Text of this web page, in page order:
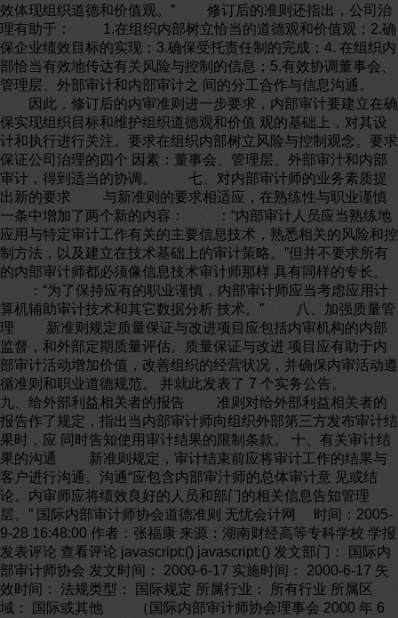
效体现组织道德和价值观。” 修订后的准则还指出，公司治
理有助于： 1.在组织内部树立恰当的道德观和价值观；2.确
保企业绩效目标的实现；3.确保受托责任制的完成；4. 在组织内
部恰当有效地传达有关风险与控制的信息；5.有效协调董事会、
管理层、外部审计和内部审计之 间的分工合作与信息沟通。
因此，修订后的内审准则进一步要求，内部审计要建立在确
保实现组织目标和维护组织道德观和价值 观的基础上，对其设
计和执行进行关注。要求在组织内部树立风险与控制观念。要求
保证公司治理的四个 因素：董事会、管理层、外部审汁和内部
审计，得到适当的协调。 七、对内部审计师的业务素质提
出新的要求 与新准则的要求相适应，在熟练性与职业谨慎
一条中增加了两个新的内容： ：“内部审计人员应当熟练地
应用与特定审计工作有关的主要信息技术，熟悉相关的风险和控
制方法，以及建立在技术基础上的审计策略。”但并不要求所有
的内部审计师都必须像信息技术审计师那样 具有同样的专长。
：“为了保持应有的职业谨慎，内部审计师应当考虑应用计
算机辅助审计技术和其它数据分析 技术。” 八、加强质量管
理 新准则规定质量保证与改进项目应包括内审机构的内部
监督，和外部定期质量评估。质量保证与改进 项目应有助于内
部审计活动增加价值，改善组织的经营状况，并确保内审活动遵
循准则和职业道德规范。 并就此发表了 7 个实务公告。
九、给外部利益相关者的报告 准则对给外部利益相关者的
报告作了规定，指出当内部审计师向组织外部第三方发布审计结
果时，应 同时告知使用审计结果的限制条款。 十、有关审计结
果的沟通 新准则规定，审计结束前应将审计工作的结果与
客户进行沟通。沟通“应包含内部审汁师的总体审计意 见或结
论。内审师应将绩效良好的人员和部门的相关信息告知管理
层。” 国际内部审计师协会道德准则 无忧会计网 时间：2005-
9-28 16:48:00 作者：张福康 来源：湖南财经高等专科学校 学报
发表评论 查看评论 javascript:() javascript:() 发文部门： 国际内
部审计师协会 发文时间： 2000-6-17 实施时间： 2000-6-17 失
效时间： 法规类型： 国际规定 所属行业： 所有行业 所属区
域： 国际或其他 （国际内部审计师协会理事会 2000 年 6